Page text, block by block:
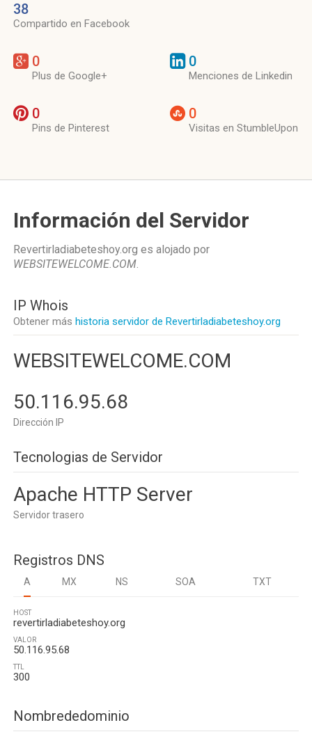
38
Compartido en Facebook
0
Plus de Google+
0
Menciones de Linkedin
0
Pins de Pinterest
0
Visitas en StumbleUpon
Información del Servidor
Revertirladiabeteshoy.org es alojado por
WEBSITEWELCOME.COM.
IP Whois
Obtener más historia servidor de Revertirladiabeteshoy.org
WEBSITEWELCOME.COM
50.116.95.68
Dirección IP
Tecnologias de Servidor
Apache HTTP Server
Servidor trasero
Registros DNS
A MX NS SOA TXT
HOST
revertirladiabeteshoy.org
VALOR
50.116.95.68
TTL
300
Nombrededominio